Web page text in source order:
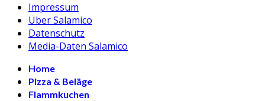
Impressum
Über Salamico
Datenschutz
Media-Daten Salamico
Home
Pizza & Beläge
Flammkuchen